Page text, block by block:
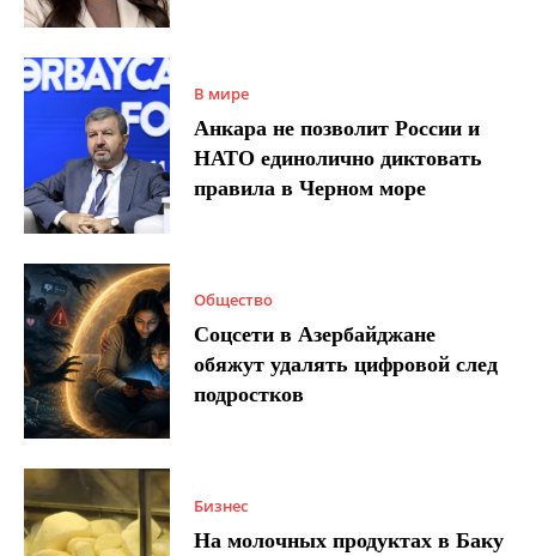
В мире
Анкара не позволит России и
НАТО единолично диктовать
правила в Черном море
Общество
Соцсети в Азербайджане
обяжут удалять цифровой след
подростков
Бизнес
На молочных продуктах в Баку